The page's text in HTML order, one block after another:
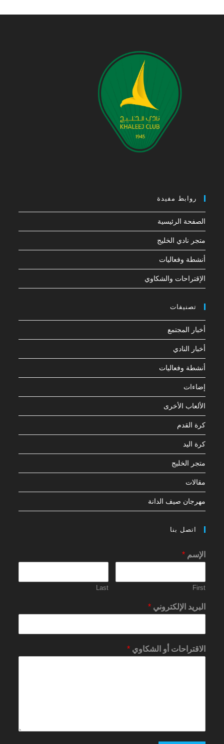
روابط مفيدة
الصفحة الرئيسية
متجر نادي الخليج
أنشطة وفعاليات
الإقتراحات والشكاوي
تصنيفات
أخبار المجتمع
أخبار النادي
أنشطة وفعاليات
إضاءات
الألعاب الأخرى
كرة القدم
كرة اليد
متجر الخليج
مقالات
مهرجان صيف الدانة
اتصل بنا
الإسم*
First
Last
البريد الإلكتروني*
الاقتراحات أو الشكاوي*